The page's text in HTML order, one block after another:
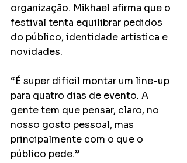
organização. Mikhael afirma que o
festival tenta equilibrar pedidos
do público, identidade artística e
novidades.
“É super difícil montar um line-up
para quatro dias de evento. A
gente tem que pensar, claro, no
nosso gosto pessoal, mas
principalmente com o que o
público pede.”